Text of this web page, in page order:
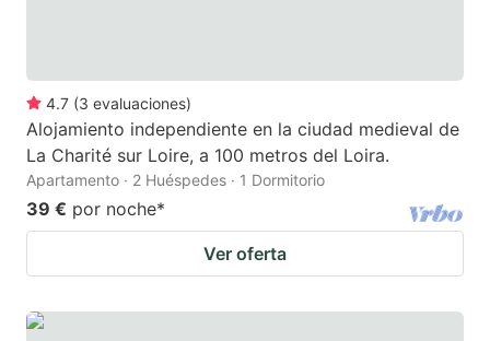
4.7 (3 evaluaciones)
Alojamiento independiente en la ciudad medieval de
La Charité sur Loire, a 100 metros del Loira.
Apartamento · 2 Huéspedes · 1 Dormitorio
39 € por noche*
Ver oferta